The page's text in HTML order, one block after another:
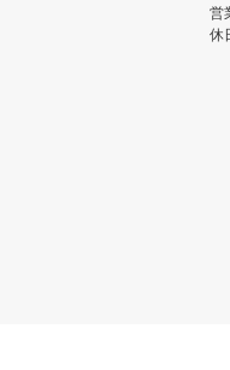
営
休